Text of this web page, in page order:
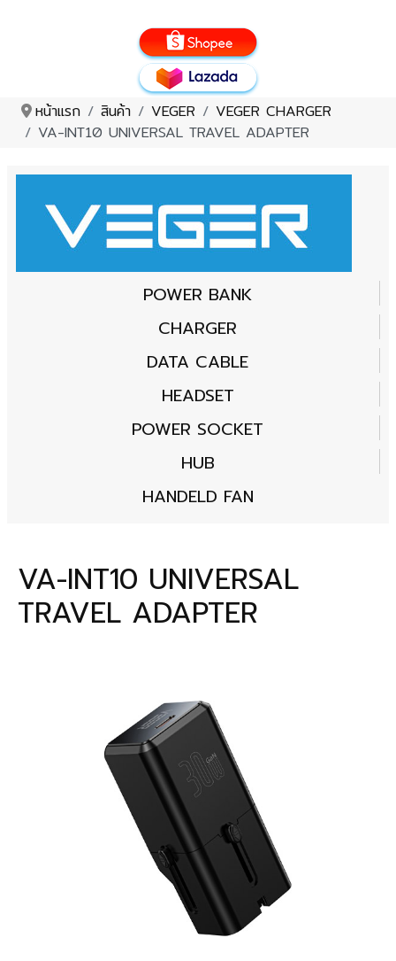
หน้าแรก สินค้า VEGER
VEGER CHARGER
VA-INT10 UNIVERSAL TRAVEL ADAPTER
POWER BANK
CHARGER
DATA CABLE
HEADSET
POWER SOCKET
HUB
HANDELD FAN
VA-INT10 UNIVERSAL
TRAVEL ADAPTER